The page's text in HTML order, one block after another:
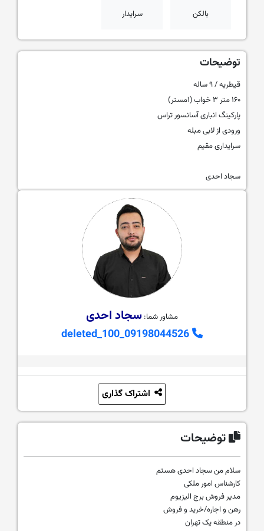
بالکن سرایدار
توضیحات
قیطریه / ۹ ساله
۱۶۰ متر ۳ خواب (۱مستر)
پارکینگ انباری آسانسور تراس
ورودی از لابی مبله
سرایداری مقیم
سجاد احدی
مشاور شما: سجاد احدی
توضیحات
سلام من سجاد احدی هستم
کارشناس امور ملکی
مدیر فروش برج الیزیوم
رهن و اجاره/خرید و فروش
در منطقه یک تهران